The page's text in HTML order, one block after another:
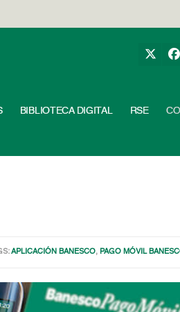
BIBLIOTECA DIGITAL RSE
APLICACIÓN BANESCO, PAGO MÓVIL